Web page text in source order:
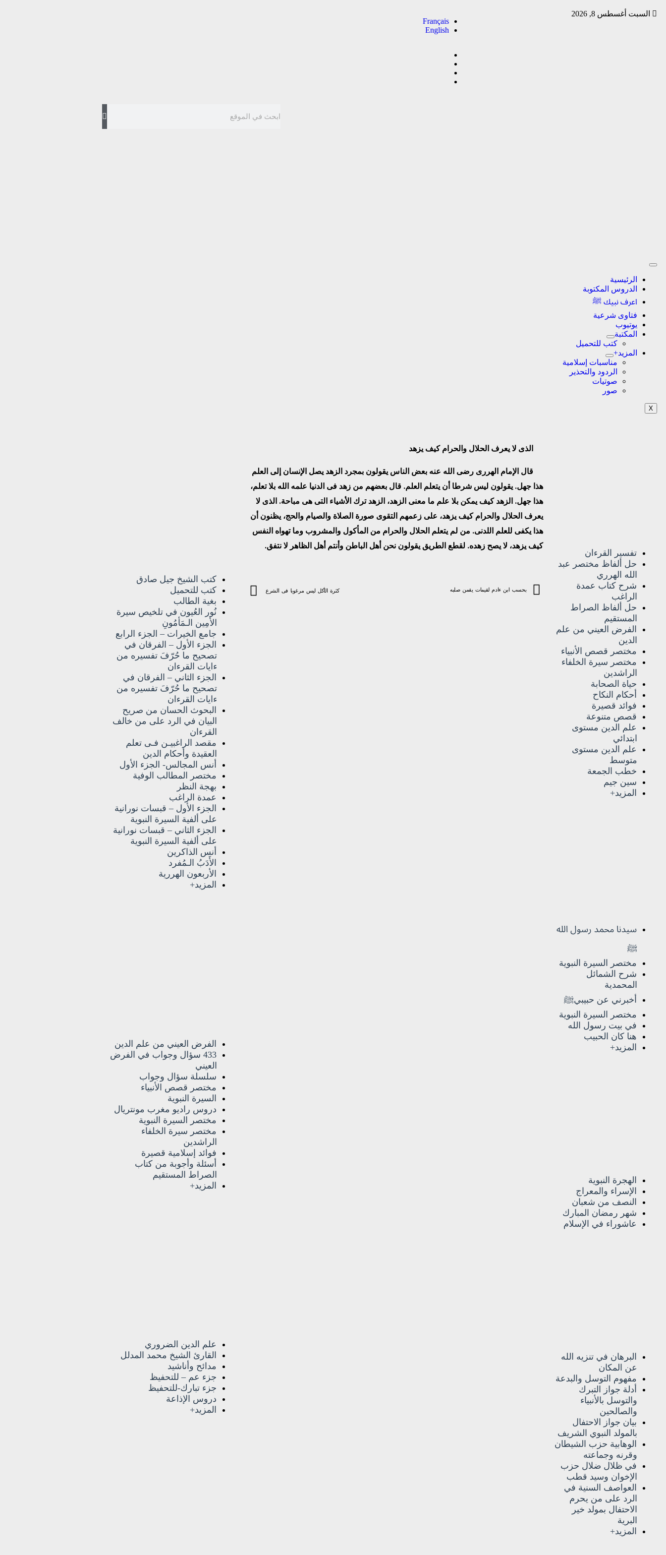
السبت أغسطس 8, 2026
Français
English
الرئيسية
الدروس المكتوبة
اعرف نبيك ﷺ
فتاوى شرعية
يوتيوب
المكتبة
كتب للتحميل
المزيد+
مناسبات إسلامية
الردود والتحذير
صوتيات
صور
X
تفسير القرءان
حل ألفاظ مختصر عبد
الله الهرري
شرح كتاب عمدة
الراغب
حل ألفاظ الصراط
المستقيم
الفرض العيني من علم
الدين
مختصر قصص الأنبياء
مختصر سيرة الخلفاء
الراشدين
حياة الصحابة
أحكام النكاح
فوائد قصيرة
قصص متنوعة
علم الدين مستوى
ابتدائي
علم الدين مستوى
متوسط
خطب الجمعة
سين جيم
المزيد+
سيدنا محمد رسول الله
ﷺ
مختصر السيرة النبوية
شرح الشمائل
المحمدية
أخبرني عن حبيبيﷺ
مختصر السيرة النبوية
في بيت رسول الله
هنا كان الحبيب
المزيد+
الهجرة النبوية
الإسراء والمعراج
النصف من شعبان
شهر رمضان المبارك
عاشوراء في الإسلام
البرهان في تنزيه الله
عن المكان
مفهوم التوسل والبدعة
أدلة جواز التبرك
والتوسل بالأنبياء
والصالحين
بيان جواز الاحتفال
بالمولد النبوي الشريف
الوهابية حزب الشيطان
وقرنه وجماعته
في ظلال ضلال حزب
الإخوان وسيد قطب
العواصف السنية في
الرد على من يحرم
الاحتفال بمولد خير
البرية
المزيد+
الذى لا يعرف الحلال والحرام كيف يزهد
قال الإمام الهررى رضى الله عنه بعض الناس يقولون بمجرد الزهد يصل الإنسان إلى العلم
هذا جهل. يقولون ليس شرطا أن يتعلم العلم. قال بعضهم من زهد فى الدنيا علمه الله بلا تعلم،
هذا جهل. الزهد كيف يمكن بلا علم ما معنى الزهد، الزهد ترك الأشياء التى هى مباحة. الذى لا
يعرف الحلال والحرام كيف يزهد، على زعمهم التقوى صورة الصلاة والصيام والحج، يظنون أن
هذا يكفى للعلم اللدنى. من لم يتعلم الحلال والحرام من المأكول والمشروب وما تهواه النفس
كيف يزهد، لا يصح زهده. لقطع الطريق يقولون نحن أهل الباطن وأنتم أهل الظاهر لا نتفق.
بحسب ابن ءادم لقيمات يقمن صلبه كثرة الأكل ليس مرغوبا فى الشرع
كتب الشيخ جيل صادق
كتب للتحميل
بغية الطالب
نُور العُيون في تلخيص سيرة
الأمِين الـمَأمُونِ
جامع الخيرات – الجزء الرابع
الجزء الأول – الفرقان في
تصحيح ما حُرّفَ تفسيره من
ءايات القرءان
الجزء الثاني – الفرقان في
تصحيح ما حُرّفَ تفسيره من
ءايات القرءان
البحوث الحسان من صريح
البيان في الرد على من خالف
القرءان
مقصد الراغبيـن فـى تعلم
العقيدة وأحكام الدين
أنس المجالس- الجزء الأول
مختصر المطالب الوفية
بهجة النظر
عمدة الراغب
الجزء الأول – قبسات نورانية
على ألفية السيرة النبوية
الجزء الثاني – قبسات نورانية
على ألفية السيرة النبوية
أنس الذاكرين
الأَدَبُ الـمُفرد
الأربعون الهررية
المزيد+
الفرض العيني من علم الدين
433 سؤال وجواب في الفرض
العيني
سلسلة سؤال وجواب
مختصر قصص الأنبياء
السيرة النبوية
دروس راديو مغرب مونتريال
مختصر السيرة النبوية
مختصر سيرة الخلفاء
الراشدين
فوائد إسلامية قصيرة
أسئلة وأجوبة من كتاب
الصراط المستقيم
المزيد+
علم الدين الضروري
القارئ الشيخ محمد المدلل
مدائح وأناشيد
جزء عم – للتحفيظ
جزء تبارك-للتحفيظ
دروس الإذاعة
المزيد+